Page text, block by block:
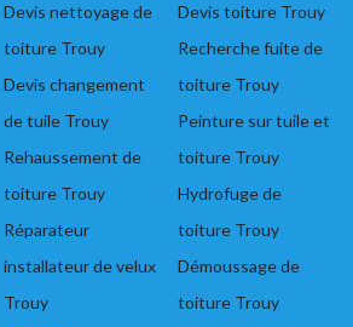
Devis nettoyage de
toiture Trouy
Devis changement
de tuile Trouy
Rehaussement de
toiture Trouy
Réparateur
installateur de velux
Trouy
Devis toiture Trouy
Recherche fuite de
toiture Trouy
Peinture sur tuile et
toiture Trouy
Hydrofuge de
toiture Trouy
Démoussage de
toiture Trouy